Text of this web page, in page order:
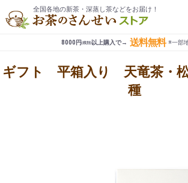
全国各地の新茶・深蒸し茶などをお届け！
8000円 (税別)以上購入で→ 送料無料 ※一部
ギフト 平箱入り 天竜茶・松
種